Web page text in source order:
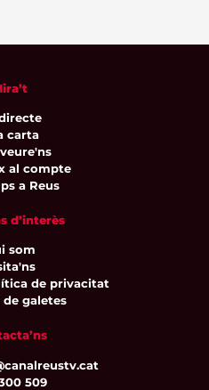
carta
al compte
a Reus
d’interès
som
de privacitat
galetes
509